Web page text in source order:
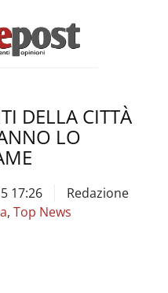
DELLA CITTÀ
LO
17:26
Redazione
, Top News